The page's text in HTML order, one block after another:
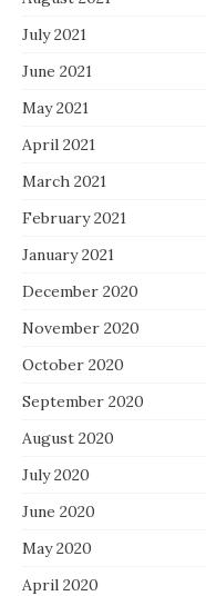
July 2021
June 2021
May 2021
April 2021
March 2021
February 2021
January 2021
December 2020
November 2020
October 2020
September 2020
August 2020
July 2020
June 2020
May 2020
April 2020